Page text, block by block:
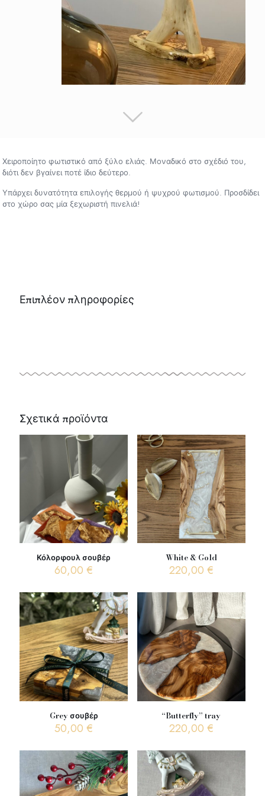
Χειροποίητο φωτιστικό από ξύλο ελιάς. Μοναδικό στο σχέδιό του,
διότι δεν βγαίνει ποτέ ίδιο δεύτερο.
Υπάρχει δυνατότητα επιλογής θερμού ή ψυχρού φωτισμού. Προσδίδει
στο χώρο σας μία ξεχωριστή πινελιά!
Επιπλέον πληροφορίες
Σχετικά προϊόντα
Κόλορφουλ σουβέρ
60,00€
White & Gold
220,00 €
Grey σουβέρ
50,00€
“Butterfly” tray
220,00 €